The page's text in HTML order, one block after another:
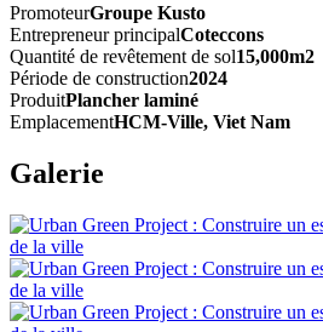
PromoteurGroupe Kusto
Entrepreneur principalCoteccons
Quantité de revêtement de sol15,000m2
Période de construction2024
ProduitPlancher laminé
EmplacementHCM-Ville, Viet Nam
Galerie